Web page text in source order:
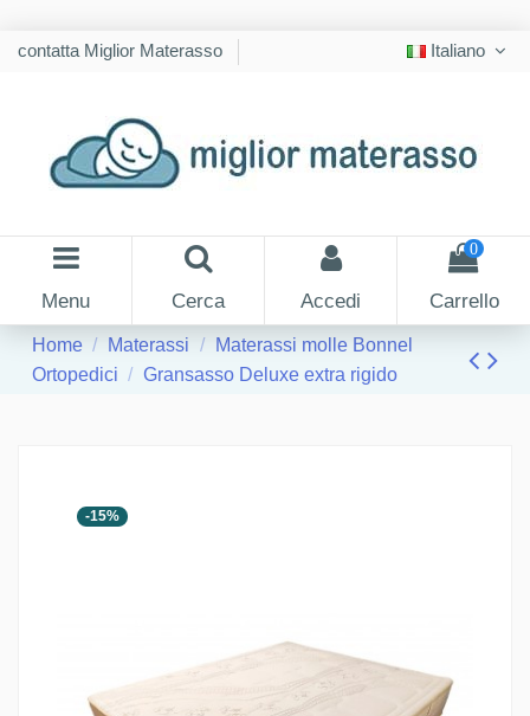
contatta Miglior Materasso Italiano
Menu Cerca Accedi
0
Carrello
Home Materassi
Materassi molle Bonnel
Ortopedici
Gransasso Deluxe extra rigido
-15%